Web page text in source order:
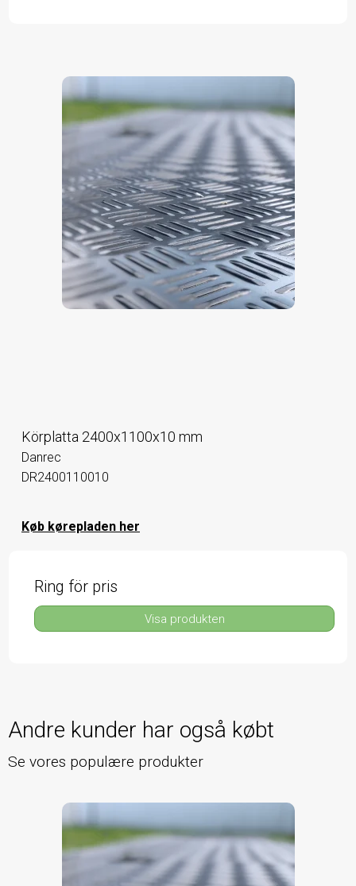
Körplatta 2400x1100x10 mm
Danrec
DR2400110010
Køb kørepladen her
Ring för pris
Visa produkten
Andre kunder har også købt
Se vores populære produkter